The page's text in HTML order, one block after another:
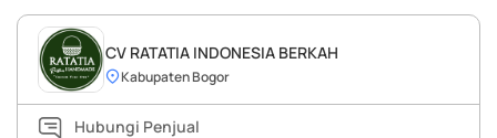
CV RATATIA INDONESIA BERKAH
Kabupaten Bogor
Hubungi Penjual